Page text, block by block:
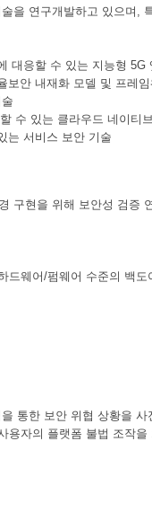
을 연구개발하고 있으며,
대응할 수 있는 지능형 5G
보안 내재화 모델 및 프레
수 있는 클라우드 네이티
는 서비스 보안 기술
구현을 위해 보안성 검증
드웨어/펌웨어 수준의 백도
통한 보안 위협 상황을 사
자의 플랫폼 불법 조작